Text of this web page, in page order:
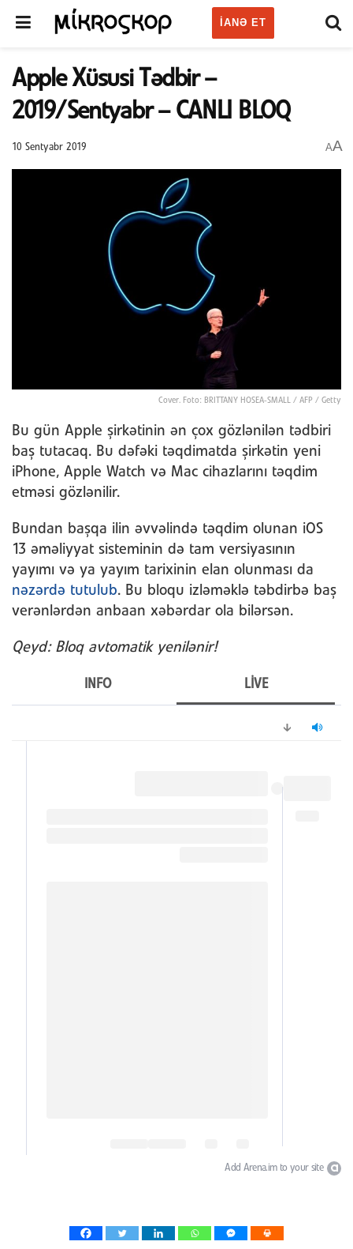
IANƏ ET
Apple Xüsusi Tədbir –
2019/Sentyabr – CANLI BLOQ
10 Sentyabr 2019 AA
Cover. Foto: BRITTANY HOSEA-SMALL / AFP / Getty
Bu gün Apple şirkətinin ən çox gözlənilən tədbiri
baş tutacaq. Bu dəfəki təqdimatda şirkətin yeni
iPhone, Apple Watch və Mac cihazlarını təqdim
etməsi gözlənilir.
Bundan başqa ilin əvvəlində təqdim olunan iOS
13 əməliyyat sisteminin də tam versiyasının
yayımı və ya yayım tarixinin elan olunması da
nəzərdə tutulub. Bu bloqu izləməklə təbdirbə baş
verənlərdən anbaan xəbərdar ola bilərsən.
Qeyd: Bloq avtomatik yenilənir!
LIVE
INFO
Add Arena.im to your site